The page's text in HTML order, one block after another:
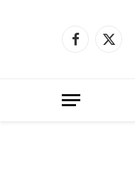
Facebook
X